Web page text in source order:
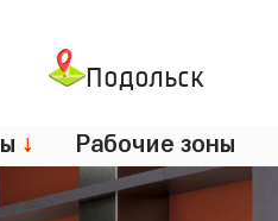
Подольск
↓ Рабочие зоны